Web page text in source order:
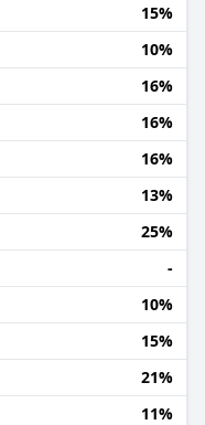
15%
10%
16%
16%
16%
13%
25%
-
10%
15%
21%
11%